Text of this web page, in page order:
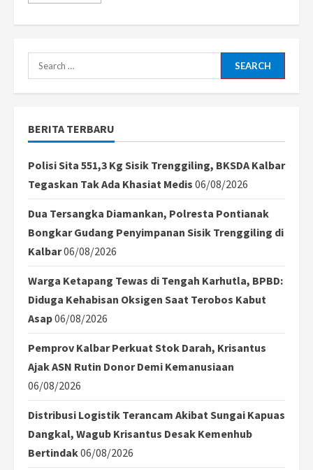
Gabung
Menanggapi
Search
for:
BERITA TERBARU
Polisi Sita 551,3 Kg Sisik Trenggiling, BKSDA Kalbar
Tegaskan Tak Ada Khasiat Medis 06/08/2026
Dua Tersangka Diamankan, Polresta Pontianak
Bongkar Gudang Penyimpanan Sisik Trenggiling di
Kalbar06/08/2026
Warga Ketapang Tewas di Tengah Karhutla, BPBD:
Diduga Kehabisan Oksigen Saat Terobos Kabut
Asap06/08/2026
Pemprov Kalbar Perkuat Stok Darah, Krisantus
Ajak ASN Rutin Donor Demi Kemanusiaan
06/08/2026
Distribusi Logistik Terancam Akibat Sungai Kapuas
Dangkal, Wagub Krisantus Desak Kemenhub
Bertindak06/08/2026